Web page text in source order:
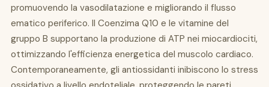
promuovendo la vasodilatazione e migliorando il flusso
ematico periferico. Il Coenzima Q10 e le vitamine del
gruppo B supportano la produzione di ATP nei miocardiociti,
ottimizzando l'efficienza energetica del muscolo cardiaco.
Contemporaneamente, gli antiossidanti inibiscono lo stress